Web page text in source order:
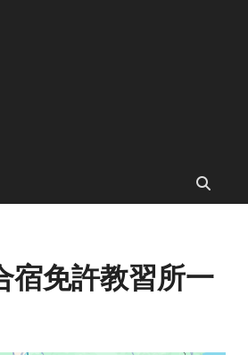
宿免許教習所一